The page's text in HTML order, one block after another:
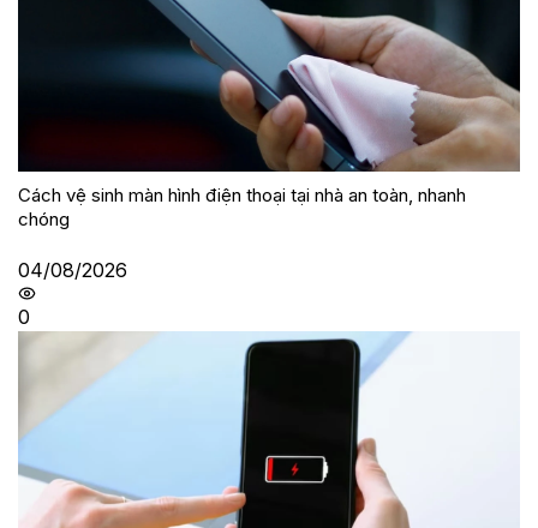
Cách vệ sinh màn hình điện thoại tại nhà an toàn, nhanh
chóng
04/08/2026
0